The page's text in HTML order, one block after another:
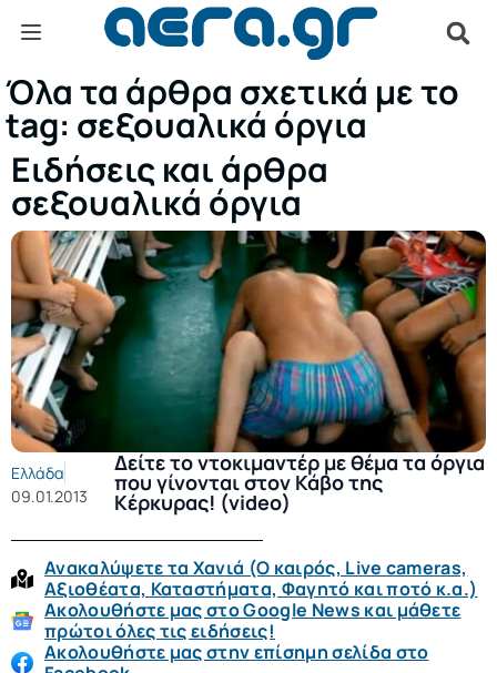
Όλα τα άρθρα σχετικά με το
tag: σεξουαλικά όργια
Ειδήσεις και άρθρα
σεξουαλικά όργια
Ελλάδα
09.01.2013
Δείτε το ντοκιμαντέρ με θέμα τα όργια
που γίνονται στον Κάβο της
Κέρκυρας! (video)
Ανακαλύψετε τα Χανιά (O καιρός, Live cameras,
Αξιοθέατα, Καταστήματα, Φαγητό και ποτό κ.α.)
Ακολουθήστε μας στο Google News και μάθετε
πρώτοι όλες τις ειδήσεις!
Ακολουθήστε μας στην επίσημη σελίδα στο